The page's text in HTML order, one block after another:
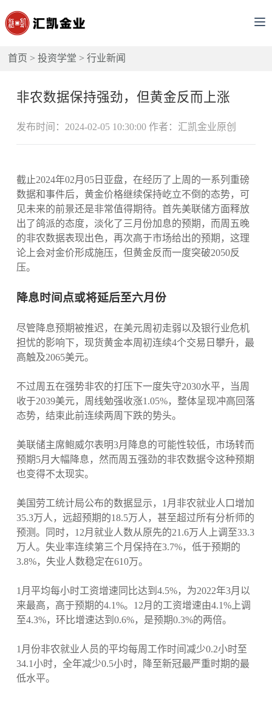
首页 >投资学堂 >行业新闻
非农数据保持强劲，但黄金反而上涨
发布时间：2024-02-05 10:30:00 作者：汇凯金业原创
截止2024年02月05日亚盘，在经历了上周的一系列重磅
数据和事件后，黄金价格继续保持屹立不倒的态势，可
见未来的前景还是非常值得期待。首先美联储方面释放
出了鸽派的态度，淡化了三月份加息的预期，而周五晚
的非农数据表现出色，再次高于市场给出的预期，这理
论上会对金价形成施压，但黄金反而一度突破2050反
压。
降息时间点或将延后至六月份
尽管降息预期被推迟，在美元周初走弱以及银行业危机
担忧的影响下，现货黄金本周初连续4个交易日攀升，最
高触及2065美元。
不过周五在强势非农的打压下一度失守2030水平，当周
收于2039美元，周线勉强收涨1.05%，整体呈现冲高回落
态势，结束此前连续两周下跌的势头。
美联储主席鲍威尔表明3月降息的可能性较低，市场转而
预期5月大幅降息，然而周五强劲的非农数据令这种预期
也变得不太现实。
美国劳工统计局公布的数据显示，1月非农就业人口增加
35.3万人，远超预期的18.5万人，甚至超过所有分析师的
预测。同时，12月就业人数从原先的21.6万人上调至33.3
万人。失业率连续第三个月保持在3.7%，低于预期的
3.8%，失业人数稳定在610万。
1月平均每小时工资增速同比达到4.5%，为2022年3月以
来最高，高于预期的4.1%。12月的工资增速由4.1%上调
至4.3%，环比增速达到0.6%，是预期0.3%的两倍。
1月份非农就业人员的平均每周工作时间减少0.2小时至
34.1小时，全年减少0.5小时，降至新冠最严重时期的最
低水平。